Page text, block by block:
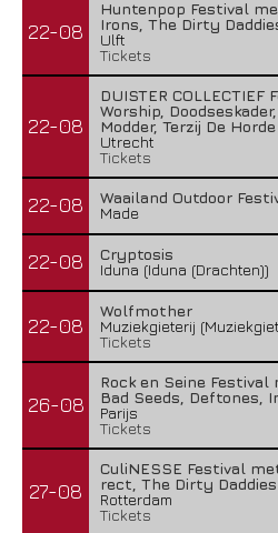
22-08
Huntenpop Festival
Irons, The Dirty
Ulft
Tickets
22-08
DUISTER
Worship,
Modder, Terzij De Horde
Utrecht
Tickets
22-08
Waailand Outdoor
Made
22-08
Cryptosis
Iduna (Iduna (Drachten))
22-08
Wolfmother
Muziekgieterij
Tickets
26-08
Rock en Seine Festival
Bad Seeds, Deftones,
Parijs
Tickets
27-08
CuliNESSE Festival
rect, The Dirty Daddies
Rotterdam
Tickets